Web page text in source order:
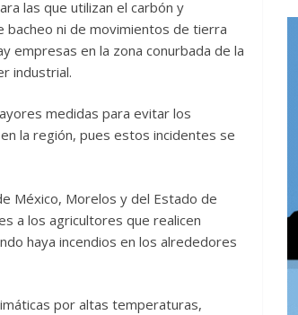
las que utilizan el carbón y
bacheo ni de movimientos de tierra
empresas en la zona conurbada de la
industrial.
medidas para evitar los
la región, pues estos incidentes se
México, Morelos y del Estado de
a los agricultores que realicen
haya incendios en los alrededores
por altas temperaturas,